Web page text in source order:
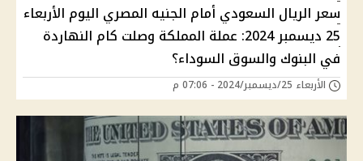
سعر الريال السعودي أمام الجنيه المصري اليوم الأربعاء
25 ديسمبر 2024: عملة المملكة وصلت كام النهاردة
في البنوك والسوق السوداء؟
الأربعاء 25/ديسمبر/2024 - 07:06 م